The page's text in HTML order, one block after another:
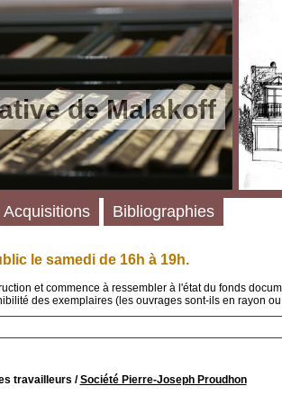
de Malakoff
le samedi de 16h à 19h.
et commence à ressembler à l'état du fonds
des exemplaires (les ouvrages sont-ils en rayon
travailleurs /Société Pierre-Joseph Proudhon
Acquisitions Bibliographies